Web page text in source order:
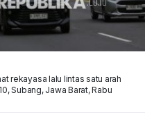
rekayasa lalu lintas satu arah
Subang, Jawa Barat, Rabu